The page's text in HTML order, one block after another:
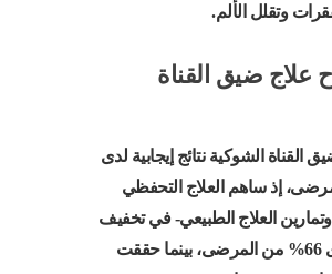
وتقلل الألم.
علاج ضيق القناة
القناة الشوكية نتائج إيجابية لدى
إذ ساهم العلاج التحفظي
العلاج الطبيعي- في تخفيف
الأعراض لدى 66% من المرضى، بينما حققت